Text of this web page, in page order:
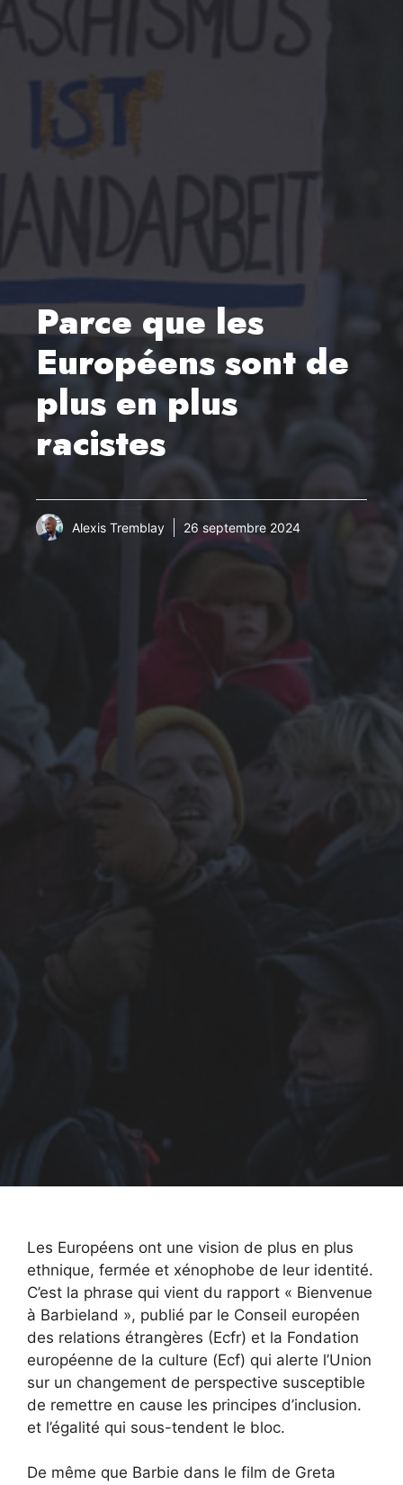
Parce que les
Européens sont de
plus en plus
racistes
Alexis Tremblay 26 septembre 2024
Les Européens ont une vision de plus en plus
ethnique, fermée et xénophobe de leur identité.
C’est la phrase qui vient du rapport « Bienvenue
à Barbieland », publié par le Conseil européen
des relations étrangères (Ecfr) et la Fondation
européenne de la culture (Ecf) qui alerte l’Union
sur un changement de perspective susceptible
de remettre en cause les principes d’inclusion.
et l’égalité qui sous-tendent le bloc.
De même que Barbie dans le film de Greta